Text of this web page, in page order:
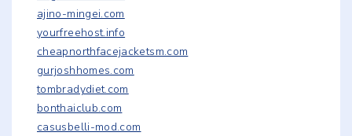
ajino-mingei.com
yourfreehost.info
cheapnorthfacejacketsm.com
gurjoshhomes.com
tombradydiet.com
bonthaiclub.com
casusbelli-mod.com